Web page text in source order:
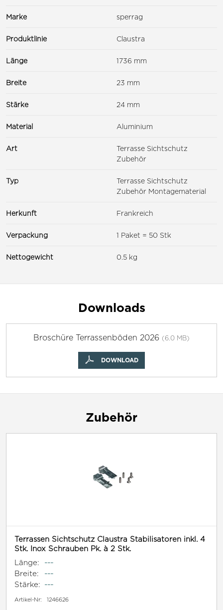
Marke sperrag
Produktlinie Claustra
Länge 1736 mm
Breite 23 mm
Stärke 24 mm
Material Aluminium
Art
Terrasse Sichtschutz
Zubehör
Typ
Terrasse Sichtschutz
Zubehör Montagematerial
Herkunft Frankreich
Verpackung 1 Paket = 50 Stk
Nettogewicht 0.5 kg
Downloads
Broschüre Terrassenböden 2026 (6.0 MB)
DOWNLOAD
Zubehör
Terrassen Sichtschutz Claustra Stabilisatoren inkl. 4
Stk. Inox Schrauben Pk. à 2 Stk.
Länge:
---
Breite:
---
Stärke:
---
Artikel-Nr: 1246626